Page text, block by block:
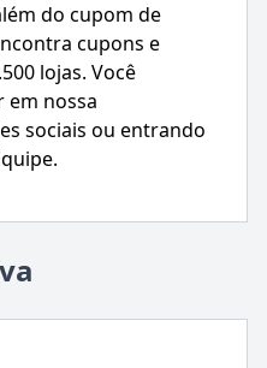
do cupom de
cupons e
lojas. Você
nossa
sociais ou entrando